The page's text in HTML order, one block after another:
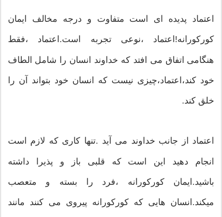
اعتماد پدیده ای است متفاوت و درجه مخالف ایمان
کورکورانه!اعتماد ،نوعی تجربه است.اعتماد ،فقط
هنگامی اتفاق می افتد که خداوند انسان را شامل الطاف
خود کند،اعتماد،چیزی نیست که انسان خود بتواند آن را
خلق کند.
اعتماد از جانب خداوند می آید .تنها کاری که لازم است
انجام دهید این است که قلبی باز و پذیرا داشته
باشید.ایمان کورکورانه ،فرد را بسته و متعصب
میکند.انسان هایی که کورکورانه پیروی می کنند مانند